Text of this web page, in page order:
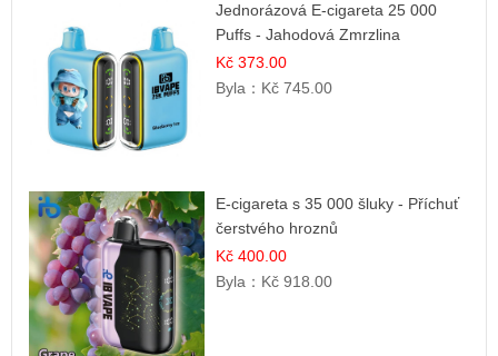
Jednorázová E-cigareta 25 000
Puffs - Jahodová Zmrzlina
Kč 373.00
Byla： Kč 745.00
E-cigareta s 35 000 šluky - Příchuť
čerstvého hroznů
Kč 400.00
Byla： Kč 918.00